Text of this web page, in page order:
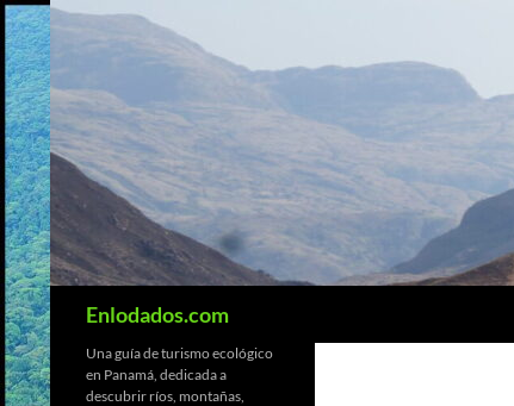
Saltar
al
contenido
Enlodados.com
Una guía de turismo ecológico
en Panamá, dedicada a
descubrir ríos, montañas,